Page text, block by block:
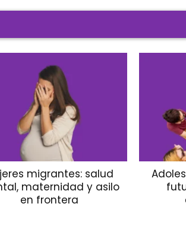
migrantes: salud
maternidad y asilo
en frontera